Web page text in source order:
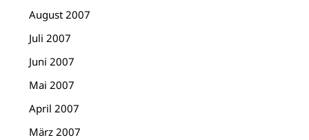
August 2007
Juli 2007
Juni 2007
Mai 2007
April 2007
März 2007